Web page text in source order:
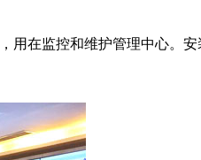
在监控和维护管理中心。安